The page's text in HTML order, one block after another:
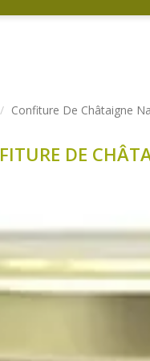
Confiture De Châtaigne
DE